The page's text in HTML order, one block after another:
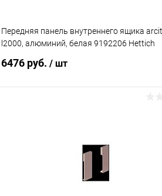
Передняя панель внутреннего ящика
l2000, алюминий, белая 9192206 Hettich
6476 руб. / шт